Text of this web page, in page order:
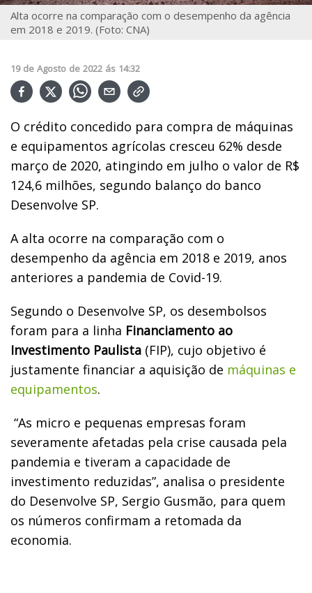
Alta ocorre na comparação com o desempenho da agência
em 2018 e 2019. (Foto: CNA)
19 de Agosto de 2022 ás 14:32
O crédito concedido para compra de máquinas
e equipamentos agrícolas cresceu 62% desde
março de 2020, atingindo em julho o valor de R$
124,6 milhões, segundo balanço do banco
Desenvolve SP.
A alta ocorre na comparação com o
desempenho da agência em 2018 e 2019, anos
anteriores a pandemia de Covid-19.
Segundo o Desenvolve SP, os desembolsos
foram para a linha Financiamento ao
Investimento Paulista (FIP), cujo objetivo é
justamente financiar a aquisição de máquinas e
equipamentos.
“As micro e pequenas empresas foram
severamente afetadas pela crise causada pela
pandemia e tiveram a capacidade de
investimento reduzidas”, analisa o presidente
do Desenvolve SP, Sergio Gusmão, para quem
os números confirmam a retomada da
economia.